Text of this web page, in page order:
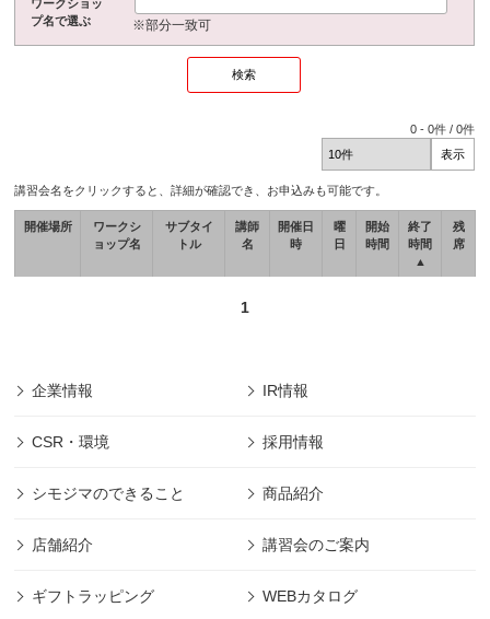
ワークショッ
プ名で選ぶ
※部分一致可
0 -0件 /0件
講習会名をクリックすると、詳細が確認でき、お申込みも可能です。
開催場所
ワークシ
ョップ名
サブタイ
トル
講師
名
開催日
時
曜
日
開始
時間
終了
時間
▲
残
席
1
企業情報 IR情報
CSR・環境 採用情報
シモジマのできること 商品紹介
店舗紹介 講習会のご案内
ギフトラッピング WEBカタログ